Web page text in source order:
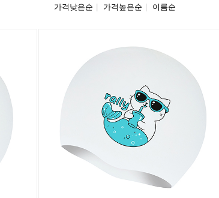
가격낮은순 가격높은순 이름순